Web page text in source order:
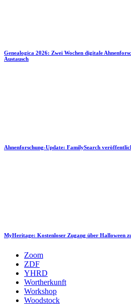
Genealogica 2026: Zwei Wochen digitale
Austausch
Ahnenforschung-Update: FamilySearch
MyHeritage: Kostenloser Zugang über Halloween
Zoom
ZDF
YHRD
Wortherkunft
Workshop
Woodstock